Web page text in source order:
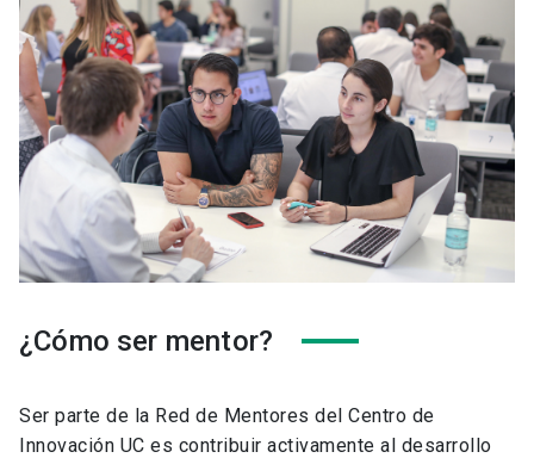
¿Cómo ser mentor?
Ser parte de la Red de Mentores del Centro de
Innovación UC es contribuir activamente al desarrollo